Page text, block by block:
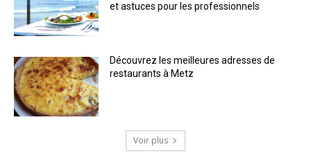
et astuces pour les professionnels
Découvrez les meilleures adresses de
restaurants à Metz
Voir plus